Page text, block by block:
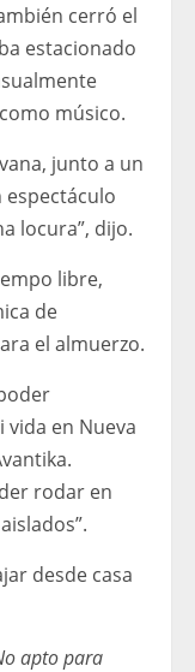
cerró el
estacionado
músico.
junto a un
locura”, dijo.
libre,
de
el almuerzo.
en Nueva
rodar en
desde casa
apto para